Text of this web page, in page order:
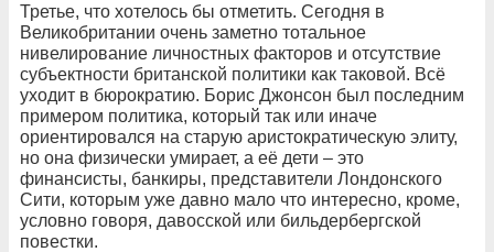
Третье, что хотелось бы отметить. Сегодня в
Великобритании очень заметно тотальное
нивелирование личностных факторов и отсутствие
субъектности британской политики как таковой. Всё
уходит в бюрократию. Борис Джонсон был последним
примером политика, который так или иначе
ориентировался на старую аристократическую элиту,
но она физически умирает, а её дети – это
финансисты, банкиры, представители Лондонского
Сити, которым уже давно мало что интересно, кроме,
условно говоря, давосской или бильдербергской
повестки.